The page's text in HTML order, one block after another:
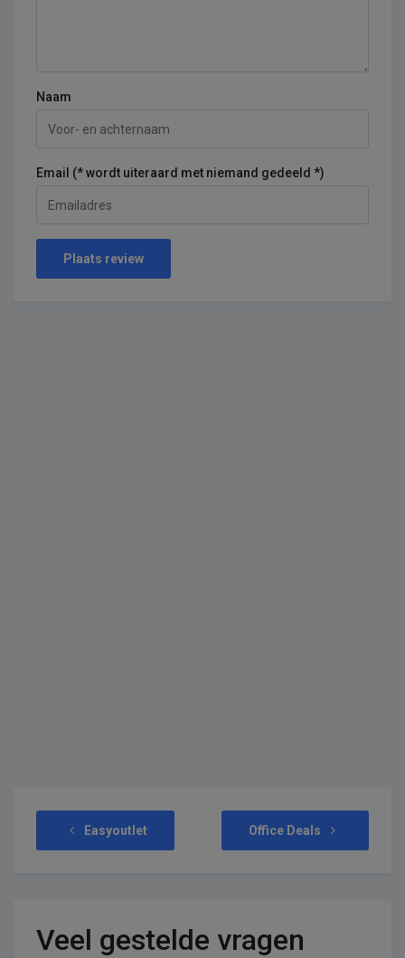
Naam
Email (* wordt uiteraard met niemand gedeeld *)
Plaats review
Easyoutlet Office Deals
Veel gestelde vragen